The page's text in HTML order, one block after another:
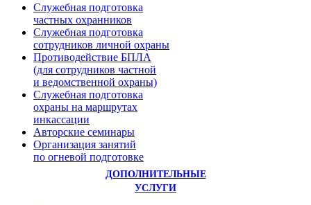
Служебная подготовка
частных охранников
Служебная подготовка
сотрудников личной охраны
Противодействие БПЛА
(для сотрудников частной
и ведомственной охраны)
Служебная подготовка
охраны на маршрутах
инкассации
Авторские семинары
Организация занятий
по огневой подготовке
ДОПОЛНИТЕЛЬНЫЕ
УСЛУГИ